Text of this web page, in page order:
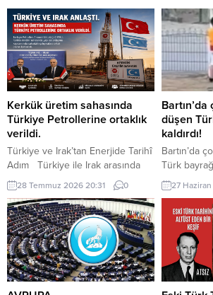
Kerkük üretim sahasında
Türkiye Petrollerine ortaklık
verildi.
Türkiye ve Irak’tan Enerjide Tarihî
Adım Türkiye ile Irak arasında
enerji alanındaki iş birliği yeni bir
aşamaya taşındı. Cumhurbaşkanı
Recep Tayyip Erdoğan, Irak
Başbakanı Ali ez-Zeydi ile
Ankara’da gerçekleştirilen
görüşmenin ardından yaptığı
açıklamada, Kerkük üretim
sahasında Türkiye Petrolleri
28 Temmuz 2026 20:31 0
düşen
kaldırdı!
Bartın’da
Türk
sonra
yardımıyla
cep
kaydedildi.
akşam
Parkı
Türk
27